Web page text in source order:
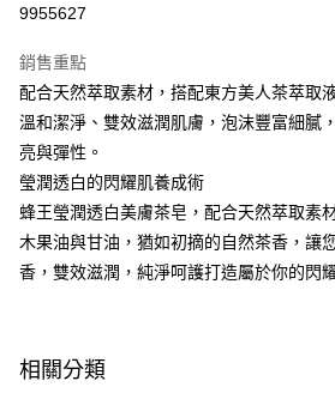
LINE Pay
Apple Pay
街口支付
悠遊付
Google Pay
【關於「AFTEE先享後付」】
即享券
9955627
銷售重點
配合天然萃取素材，搭配東方美人茶萃取
溫和潔淨、雙效滋潤肌膚，泡沫豐富細膩
亮與彈性。
瑩潤透白的閃耀肌養成術
蜂王瑩潤透白美膚茶皂，配合天然萃取素
木果油與甘油，猶如初摘的自然茶香，讓
香，雙效滋潤，純淨呵護打造屬於你的閃
相關分類